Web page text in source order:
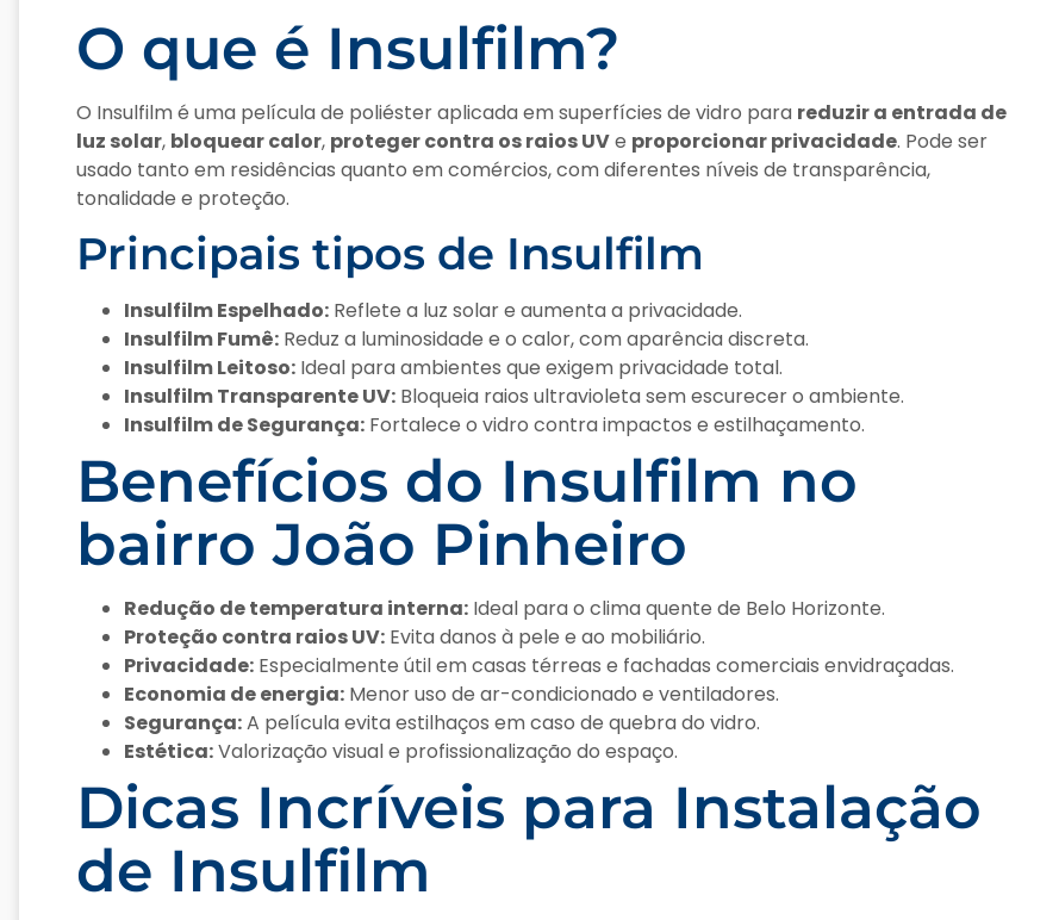
O que é Insulfilm?
O Insulfilm é uma película de poliéster aplicada em superfícies de vidro para reduzir a entrada de
luz solar, bloquear calor, proteger contra os raios UVe proporcionar privacidade. Pode ser
usado tanto em residências quanto em comércios, com diferentes níveis de transparência,
tonalidade e proteção.
Principais tipos de Insulfilm
Insulfilm Espelhado: Reflete a luz solar e aumenta a privacidade.
Insulfilm Fumê: Reduz a luminosidade e o calor, com aparência discreta.
Insulfilm Leitoso: Ideal para ambientes que exigem privacidade total.
Insulfilm Transparente UV: Bloqueia raios ultravioleta sem escurecer o ambiente.
Insulfilm de Segurança: Fortalece o vidro contra impactos e estilhaçamento.
Benefícios do Insulfilm no
bairro João Pinheiro
Redução de temperatura interna: Ideal para o clima quente de Belo Horizonte.
Proteção contra raios UV: Evita danos à pele e ao mobiliário.
Privacidade: Especialmente útil em casas térreas e fachadas comerciais envidraçadas.
Economia de energia: Menor uso de ar-condicionado e ventiladores.
Segurança:A película evita estilhaços em caso de quebra do vidro.
Estética:Valorização visual e profissionalização do espaço.
Dicas Incríveis para Instalação
de Insulfilm